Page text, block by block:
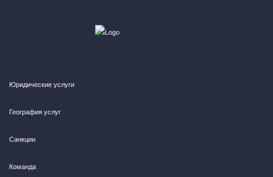
Юридические услуги
География услуг
Санкции
Команда